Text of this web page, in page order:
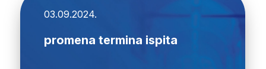
03.09.2024.
promena termina ispita